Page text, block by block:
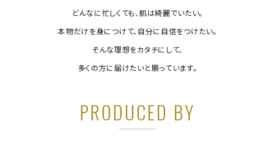
どんなに忙しくても、肌は綺麗でいたい。
本物だけを身につけて、自分に自信をつけたい。
そんな理想をカタチにして、
多くの方に届けたいと願っています。
PRODUCED BY